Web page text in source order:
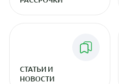
СТАТЬИ И
НОВОСТИ